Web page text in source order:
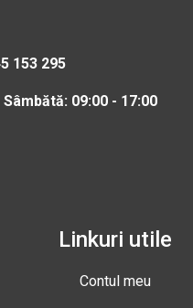
153 295
09:00 - 17:00
Linkuri utile
Contul meu